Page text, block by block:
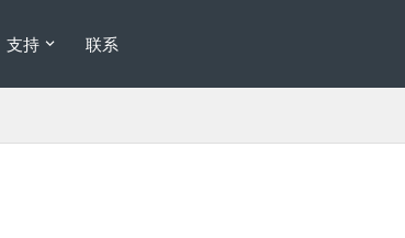
支持 联系